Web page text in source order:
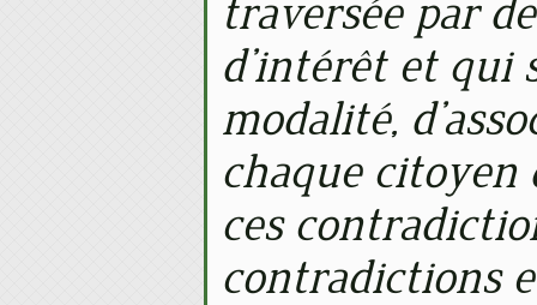
traversée par
d’intérêt et qui
modalité,
chaque citoyen
ces
contradictions